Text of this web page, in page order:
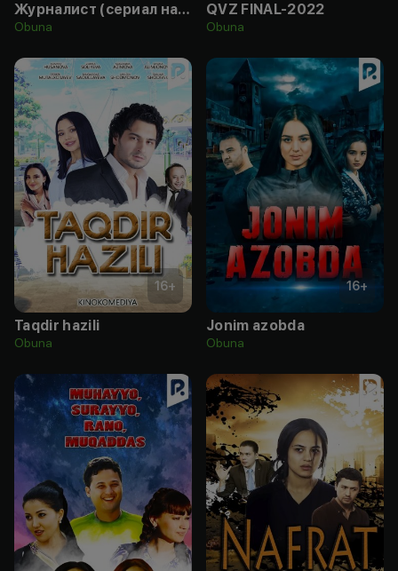
Журналист (сериал на русском языке)
Obuna
QVZ FINAL-2022
Obuna
16+
Taqdir hazili
Obuna
16+
Jonim azobda
Obuna